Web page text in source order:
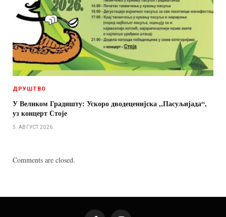
ДРУШТВО
У Великом Градишту: Ускоро дводеценијска ,,Пасуљијада“,
уз концерт Стоје
5. АВГУСТ 2026.
Comments are closed.